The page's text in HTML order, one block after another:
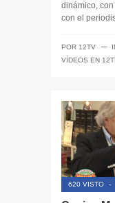
dinámico,
con el
POR 12TV ─
VÍDEOS EN
620 VISTO -